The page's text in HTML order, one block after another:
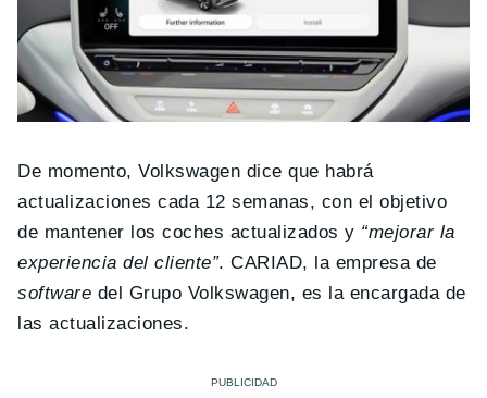
De momento, Volkswagen dice que habrá
actualizaciones cada 12 semanas, con el objetivo
de mantener los coches actualizados y “mejorar la
experiencia del cliente”. CARIAD, la empresa de
software del Grupo Volkswagen, es la encargada de
las actualizaciones.